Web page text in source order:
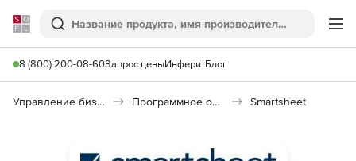
Softline
Поиск
8 (800) 200-08-60Запрос ценыИнферитБлог
Управление бизнесом, CRM/ERP Программное обеспечение для ведения дел Smartsheet